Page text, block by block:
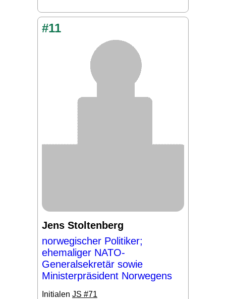
#11
Jens Stoltenberg
norwegischer Politiker;
ehemaliger NATO-
Generalsekretär sowie
Ministerpräsident Norwegens
Initialen JS #71